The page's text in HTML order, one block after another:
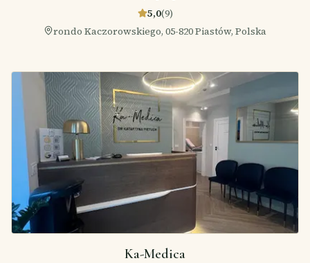
5,0(9)
rondo Kaczorowskiego, 05-820 Piastów, Polska
Ka-Medica